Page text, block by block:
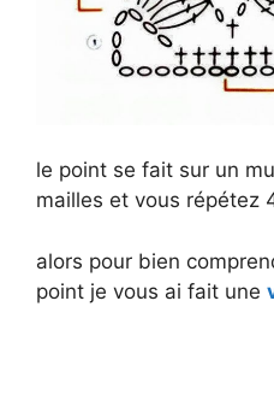
le point se fait sur un
mailles et vous répétez
alors pour bien
point je vous ai fait une